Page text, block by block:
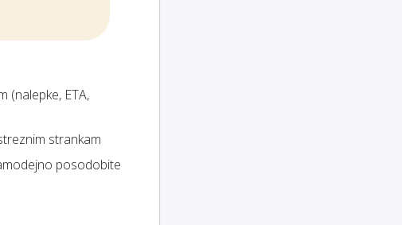
(nalepke, ETA,
strankam
posodobite